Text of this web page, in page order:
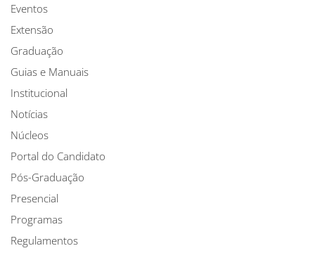
Eventos
Extensão
Graduação
Guias e Manuais
Institucional
Notícias
Núcleos
Portal do Candidato
Pós-Graduação
Presencial
Programas
Regulamentos